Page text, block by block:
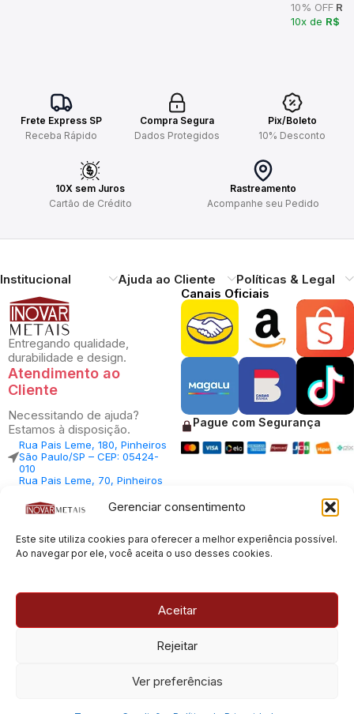
Gerenciar consentimento
Este site utiliza cookies para oferecer a melhor experiência possível.
Ao navegar por ele, você aceita o uso desses cookies.
Aceitar
Rejeitar
Ver preferências
10% OFF R$
10x de R$
Frete Express SP
Receba Rápido
Compra Segura
Dados Protegidos
Pix/Boleto
10% Desconto
10X sem Juros
Cartão de Crédito
Rastreamento
Acompanhe seu Pedido
Institucional Ajuda ao Cliente Políticas & Legal
Entregando qualidade,
durabilidade e design.
Atendimento ao
Cliente
Necessitando de ajuda?
Estamos à disposição.
Rua Pais Leme, 180, Pinheiros
São Paulo/SP – CEP: 05424-
010
Rua Pais Leme, 70, Pinheiros
010
Central Vendas: (11) 98812-
Central Atendimento: (11)
94535-7237
Canais Oficiais
Pague com Segurança
© 2013 - 2026 |Inovar Metais| Todos os direitos reservados.
Desenvolvido porExperts Digitais
CNPJ: 23.100.120/0001-66